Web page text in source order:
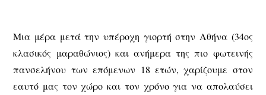
Μια μέρα μετά την υπέροχη γιορτή στην Αθήνα (34ος
κλασικός μαραθώνιος) και ανήμερα της πιο φωτεινής
πανσελήνου των επόμενων 18 ετών, χαρίζουμε στον
εαυτό μας τον χώρο και τον χρόνο για να απολαύσει